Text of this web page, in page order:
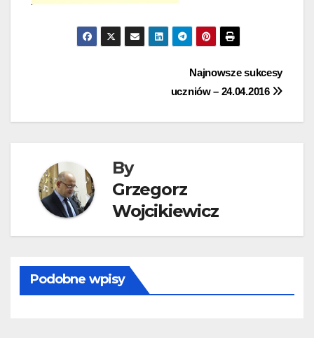
Najnowsze sukcesy
uczniów – 24.04.2016
By
Grzegorz
Wojcikiewicz
Podobne wpisy